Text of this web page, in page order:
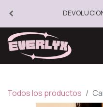
Todos los productos